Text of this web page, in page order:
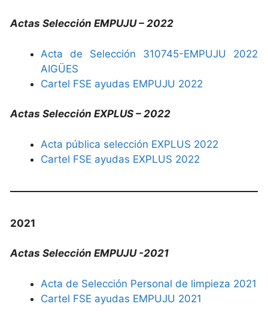
Actas Selección EMPUJU – 2022
Acta de Selección 310745-EMPUJU 2022
AIGÜES
Cartel FSE ayudas EMPUJU 2022
Actas Selección EXPLUS – 2022
Acta pública selección EXPLUS 2022
Cartel FSE ayudas EXPLUS 2022
2021
Actas Selección EMPUJU -2021
Acta de Selección Personal de limpieza 2021
Cartel FSE ayudas EMPUJU 2021